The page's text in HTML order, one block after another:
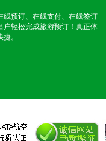
线预订、在线支付、在线签订
户轻松完成旅游预订！真正体
。